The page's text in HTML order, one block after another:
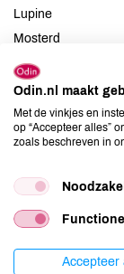
Lupine
Mosterd
Noten
Schaaldieren
Selderij
Sesam
Vis
Zwaveldioxide /
Odin.nl maakt
Met de vinkjes en
op “Accepteer alles”
zoals beschreven in
Accepteer